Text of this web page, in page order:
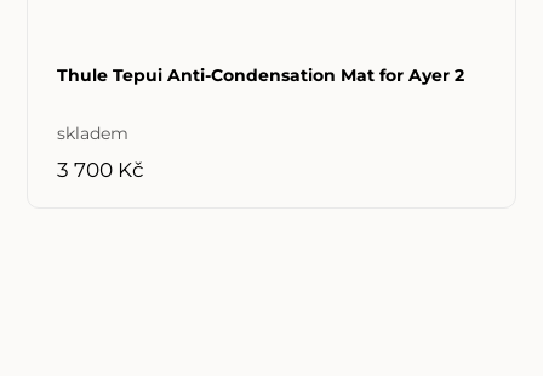
Thule Tepui Anti-Condensation Mat for Ayer 2
skladem
3 700 Kč